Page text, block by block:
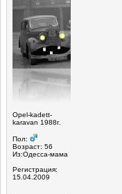
Opel-kadett-
karavan 1988г.
Пол:
Возраст: 56
Из:Одесса-мама
Регистрация:
15.04.2009